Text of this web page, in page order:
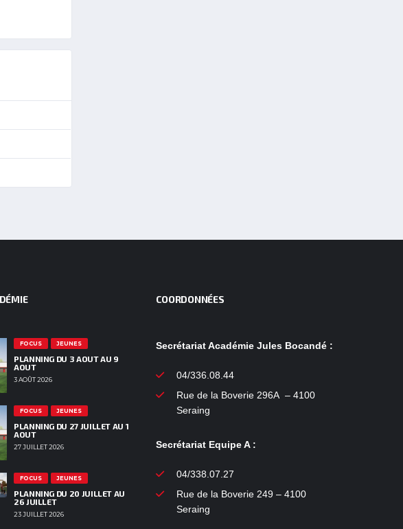
FOCUS JEUNES
PLANNING DU 3 AOUT AU 9
AOUT
3 AOÛT 2026
FOCUS JEUNES
PLANNING DU 27 JUILLET AU 1
AOUT
27 JUILLET 2026
FOCUS JEUNES
PLANNING DU 20 JUILLET AU
26 JUILLET
23 JUILLET 2026
COORDONNÉES
Secrétariat Académie Jules Bocandé :
04/336.08.44
Rue de la Boverie 296A – 4100
Seraing
Secrétariat Equipe A :
04/338.07.27
Rue de la Boverie 249 – 4100
Seraing